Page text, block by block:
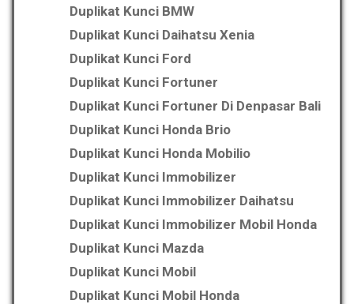
Duplikat Kunci BMW
Duplikat Kunci Daihatsu Xenia
Duplikat Kunci Ford
Duplikat Kunci Fortuner
Duplikat Kunci Fortuner Di Denpasar Bali
Duplikat Kunci Honda Brio
Duplikat Kunci Honda Mobilio
Duplikat Kunci Immobilizer
Duplikat Kunci Immobilizer Daihatsu
Duplikat Kunci Immobilizer Mobil Honda
Duplikat Kunci Mazda
Duplikat Kunci Mobil
Duplikat Kunci Mobil Honda